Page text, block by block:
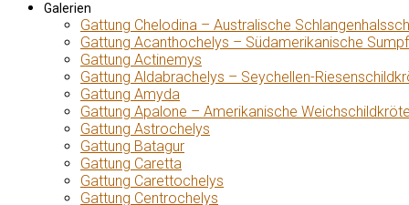
Galerien
Gattung Chelodina – Australische
Gattung Acanthochelys – Südamerikanische
Gattung Actinemys
Gattung Aldabrachelys – Seychellen-
Gattung Amyda
Gattung Apalone – Amerikanische
Gattung Astrochelys
Gattung Batagur
Gattung Caretta
Gattung Carettochelys
Gattung Centrochelys